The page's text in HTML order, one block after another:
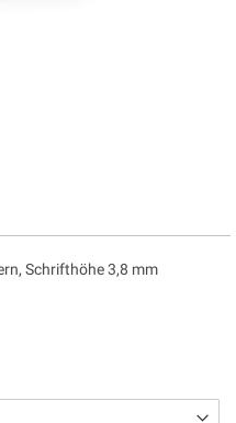
Schrifthöhe 3,8 mm